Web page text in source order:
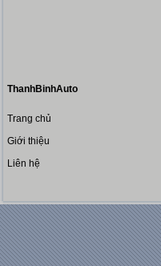
ThanhBinhAuto
Trang chủ
Giới thiệu
Liên hệ